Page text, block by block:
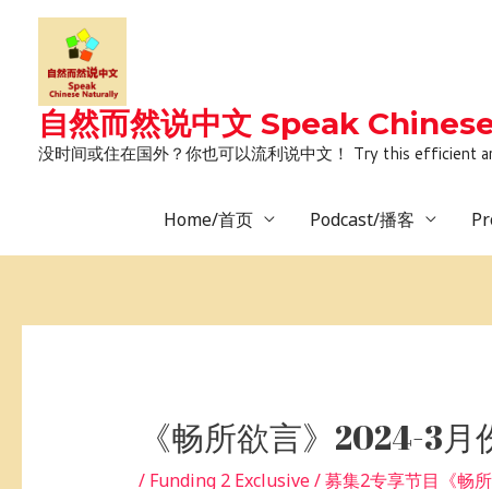
自然而然说中文 Speak
没时间或住在国外？你也可以流利说中文！ Try this efficient
Home/首页 Podcast/播客
《畅所欲言》2024-3
/ Funding 2 Exclusive / 募集2专享节目《畅所